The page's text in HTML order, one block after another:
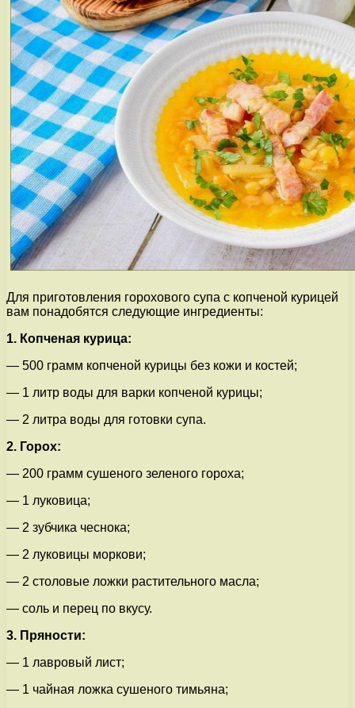
Для приготовления горохового супа с копченой курицей
вам понадобятся следующие ингредиенты:
1. Копченая курица:
— 500 грамм копченой курицы без кожи и костей;
— 1 литр воды для варки копченой курицы;
— 2 литра воды для готовки супа.
2. Горох:
— 200 грамм сушеного зеленого гороха;
— 1 луковица;
— 2 зубчика чеснока;
— 2 луковицы моркови;
— 2 столовые ложки растительного масла;
— соль и перец по вкусу.
3. Пряности:
— 1 лавровый лист;
— 1 чайная ложка сушеного тимьяна;